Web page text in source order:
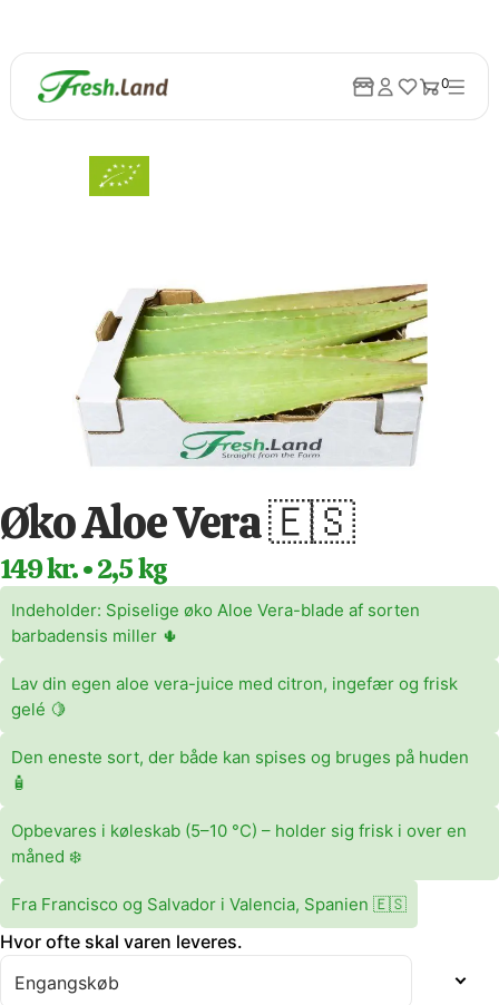
0
Tilbage
Øko Aloe Vera 🇪🇸
149 kr. • 2,5 kg
Indeholder: Spiselige øko Aloe Vera-blade af sorten
barbadensis miller 🌵
Lav din egen aloe vera-juice med citron, ingefær og frisk
gelé 🍋
Den eneste sort, der både kan spises og bruges på huden
🧴
Opbevares i køleskab (5–10 °C) – holder sig frisk i over en
måned ❄️
Fra Francisco og Salvador i Valencia, Spanien 🇪🇸
Hvor ofte skal varen leveres.